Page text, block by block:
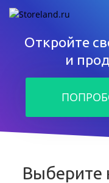
Откройте
и
Выберите